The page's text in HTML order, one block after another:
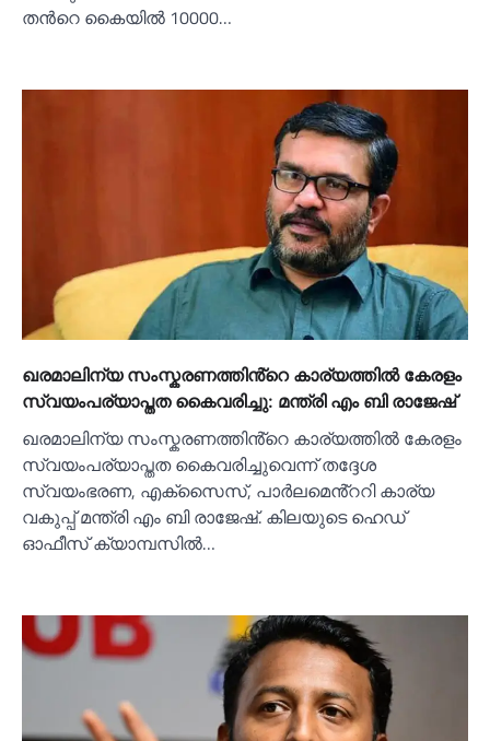
തന്‍റെ കൈയില്‍ 10000…
ഖരമാലിന്യ സംസ്കരണത്തിൻ്റെ കാര്യത്തില്‍ കേരളം
സ്വയംപര്യാപ്തത കൈവരിച്ചു: മന്ത്രി എം ബി രാജേഷ്
ഖരമാലിന്യ സംസ്കരണത്തിൻ്റെ കാര്യത്തില്‍ കേരളം
സ്വയംപര്യാപ്തത കൈവരിച്ചുവെന്ന് തദ്ദേശ
സ്വയംഭരണ, എക്സൈസ്, പാർലമെൻ്ററി കാര്യ
വകുപ്പ് മന്ത്രി എം ബി രാജേഷ്. കിലയുടെ ഹെഡ്
ഓഫീസ് ക്യാമ്പസില്‍…